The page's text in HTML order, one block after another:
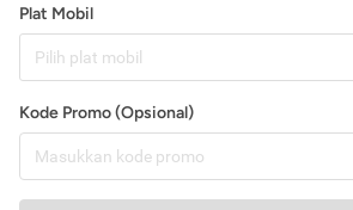
Plat Mobil
Pilih plat mobil
Kode Promo (Opsional)